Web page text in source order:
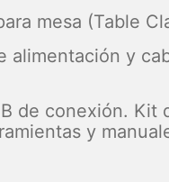
mesa (Table
alimentación y
de conexión. Kit
y